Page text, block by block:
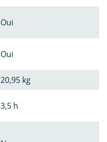
Oui
Oui
20,95 kg
3,5 h